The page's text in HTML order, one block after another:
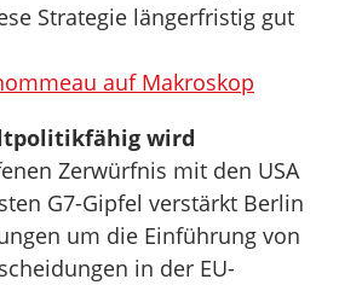
Strategie längerfristig gut
auf Makroskop
wird
Zerwürfnis mit den USA
G7-Gipfel verstärkt Berlin
um die Einführung von
in der EU-